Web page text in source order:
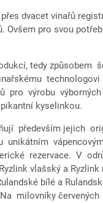
dvacet vinařů
Ovšem pro svou
tedy
pro výrobu
kyselinkou.
především jejich
vápencovým
rezervace. V
vlašský a Ryzlink
bílé a
milovníky